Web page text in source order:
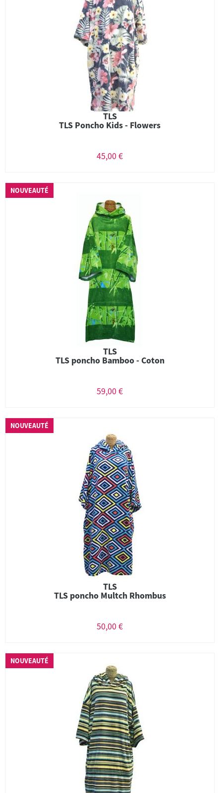
TLS
TLS Poncho Kids - Flowers
45,00 €
NOUVEAUTÉ
TLS
TLS poncho Bamboo - Coton
59,00 €
NOUVEAUTÉ
TLS
TLS poncho Multch Rhombus
50,00 €
NOUVEAUTÉ